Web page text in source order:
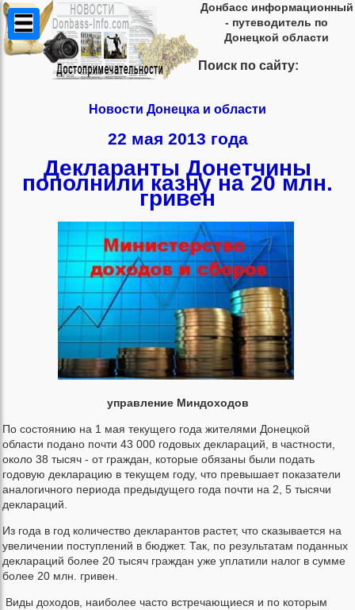
Донбасс информационный
- путеводитель по
Донецкой области
Поиск по сайту:
Новости Донецка и области
22 мая 2013 года
Декларанты Донетчины
пополнили казну на 20 млн.
гривен
управление Миндоходов
По состоянию на 1 мая текущего года жителями Донецкой
области подано почти 43 000 годовых деклараций, в частности,
около 38 тысяч - от граждан, которые обязаны были подать
годовую декларацию в текущем году, что превышает показатели
аналогичного периода предыдущего года почти на 2, 5 тысячи
деклараций.
Из года в год количество декларантов растет, что сказывается на
увеличении поступлений в бюджет. Так, по результатам поданных
деклараций более 20 тысяч граждан уже уплатили налог в сумме
более 20 млн. гривен.
Виды доходов, наиболее часто встречающиеся и по которым